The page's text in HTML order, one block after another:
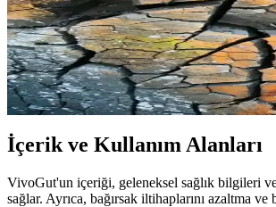
PrimeBiome, bağırsak ve cilt sağlığını
Prime Biome Bağırsak ve Cilt
Prime Biome, bağırsak ve cilt sağlığını
İçerik ve Kullanım Alanları
VivoGut'un içeriği, geleneksel sağlık bilgileri ve
sağlar. Ayrıca, bağırsak iltihaplarını azaltma